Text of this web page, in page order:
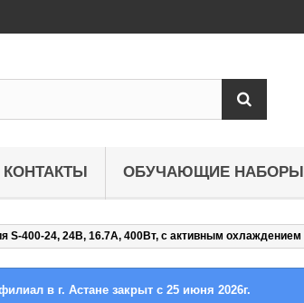
КОНТАКТЫ ОБУЧАЮЩИЕ НАБОРЫ
S-400-24, 24В, 16.7А, 400Вт, с активным охлаждением
в г. Астане закрыт с 25 июня 2026г.